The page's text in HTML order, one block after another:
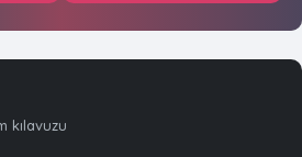
kılavuzu